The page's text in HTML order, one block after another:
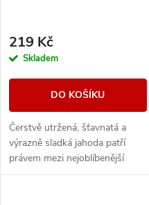
219 Kč
Skladem
DO KOŠÍKU
Čerstvě utržená, šťavnatá a
výrazně sladká jahoda patří
právem mezi nejoblíbenější
náplně. Silné ovocné tóny